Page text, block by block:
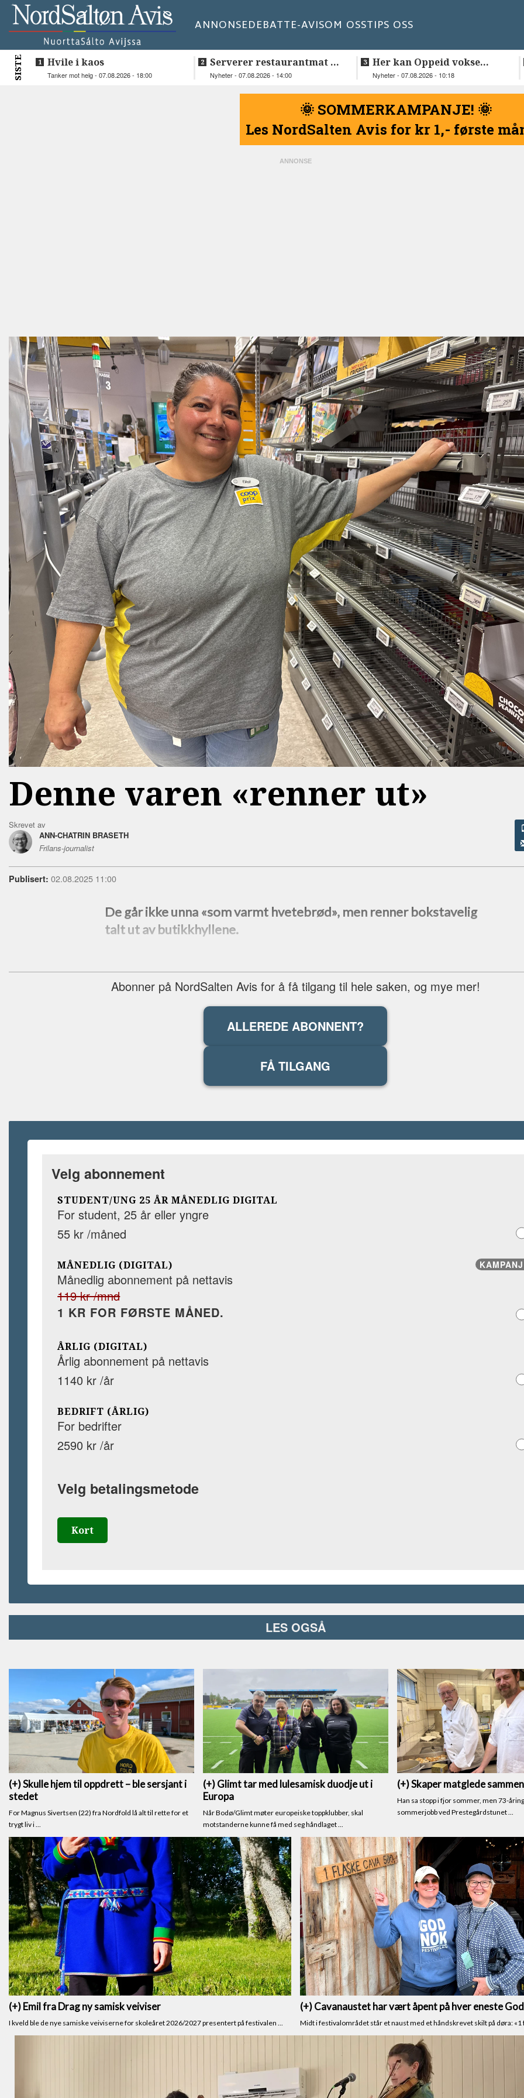
ANNONSEDEBATTE-AVISOM OSSTIPS OSS
SISTE Hvile i kaos
Tanker mot helg - 07.08.2026 - 18:00
Serverer restaurantmat til
beboerne
Nyheter - 07.08.2026 - 14:00
Her kan Oppeid vokse
videre
Nyheter - 07.08.2026 - 10:18
🌞 SOMMERKAMPANJE! 🌞
Les NordSalten Avis for kr 1,- første
Denne varen «renner ut»
Skrevet av
ANN-CHATRIN BRASETH
Frilans-journalist
Publisert: 02.08.2025 11:00
De går ikke unna «som varmt hvetebrød», men renner bokstavelig
talt ut av butikkhyllene.
Abonner på NordSalten Avis for å få tilgang til hele saken, og mye mer!
ALLEREDE ABONNENT?
FÅ TILGANG
Velg abonnement
STUDENT/UNG 25 ÅR MÅNEDLIG DIGITAL
For student, 25 år eller yngre
55 kr /måned
MÅNEDLIG (DIGITAL)
Månedlig abonnement på nettavis
119 kr /mnd
1 KR FOR FØRSTE MÅNED.
ÅRLIG (DIGITAL)
Årlig abonnement på nettavis
1140 kr /år
BEDRIFT (ÅRLIG)
For bedrifter
2590 kr /år
Velg betalingsmetode
Kort
LES OGSÅ